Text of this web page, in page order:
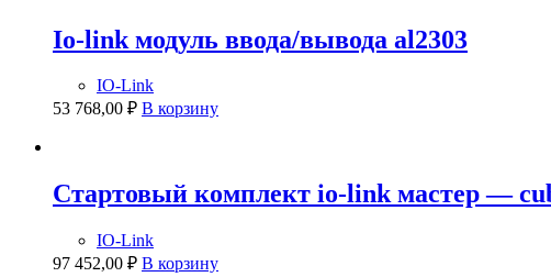
Io-link модуль ввода/вывода al2303
IO-Link
53 768,00 ₽ В корзину
Стартовый комплект io-link мастер —
IO-Link
97 452,00 ₽ В корзину